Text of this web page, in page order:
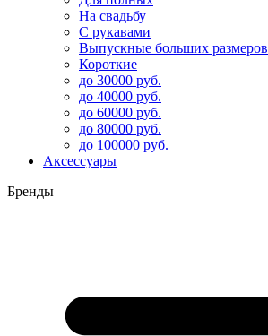
На свадьбу
С рукавами
Выпускные больших размеров
Короткие
до 30000 руб.
до 40000 руб.
до 60000 руб.
до 80000 руб.
до 100000 руб.
Аксессуары
Бренды